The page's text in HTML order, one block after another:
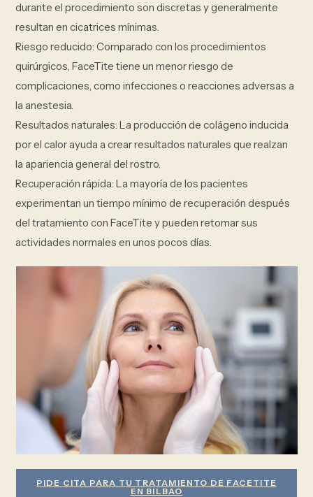
durante el procedimiento son discretas y generalmente
resultan en cicatrices mínimas.
Riesgo reducido: Comparado con los procedimientos
quirúrgicos, FaceTite tiene un menor riesgo de
complicaciones, como infecciones o reacciones adversas a
la anestesia.
Resultados naturales: La producción de colágeno inducida
por el calor ayuda a crear resultados naturales que realzan
la apariencia general del rostro.
Recuperación rápida: La mayoría de los pacientes
experimentan un tiempo mínimo de recuperación después
del tratamiento con FaceTite y pueden retomar sus
actividades normales en unos pocos días.
PIDE CITA PARA TU TRATAMIENTO DE FACETITE
EN BILBAO